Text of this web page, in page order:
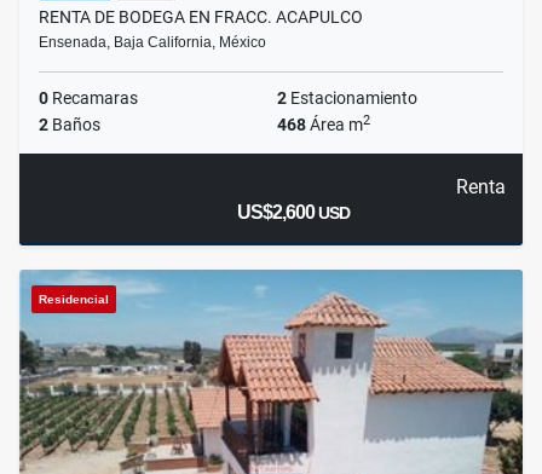
RENTA DE BODEGA EN FRACC. ACAPULCO
Ensenada, Baja California, México
0 Recamaras 2 Estacionamiento
2 Baños 468Área m2
Renta
US$2,600USD
Residencial